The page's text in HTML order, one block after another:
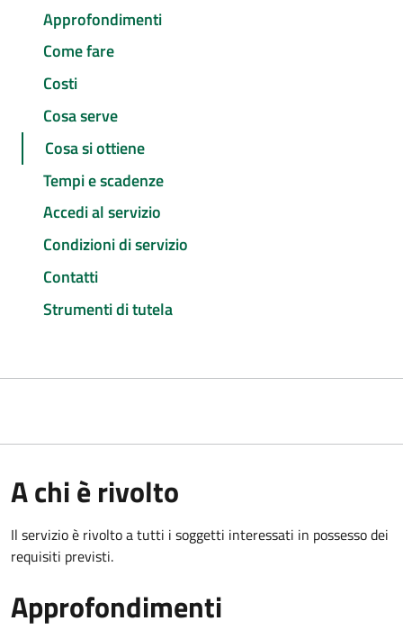
Approfondimenti
Come fare
Costi
Cosa serve
Cosa si ottiene
Tempi e scadenze
Accedi al servizio
Condizioni di servizio
Contatti
Strumenti di tutela
A chi è rivolto
Il servizio è rivolto a tutti i soggetti interessati in possesso dei
requisiti previsti.
Approfondimenti